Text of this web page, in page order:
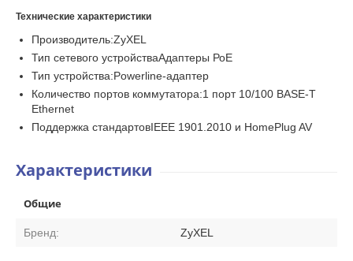
Технические характеристики
Производитель:ZyXEL
Тип сетевого устройстваАдаптеры РоЕ
Тип устройства:Powerline-адаптер
Количество портов коммутатора:1 порт 10/100 BASE-T
Ethernet
Поддержка стандартовIEEE 1901.2010 и HomePlug AV
Характеристики
Общие
Бренд: ZyXEL